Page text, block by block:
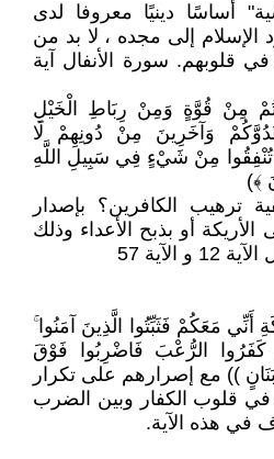
أساسًا دينيًا معروفا لدى
إلى مجده ، لا بد من
قلوبهم. سورة الأنفال آية
مِنْ قُوَّةٍ وَمِنْ رِبَاطِ الْخَيْلِ
وَآخَرِينَ مِنْ دُونِهِمْ لَا
تُنْفِقُوا مِنْ شَيْءٍ فِي سَبِيلِ اللَّهِ
﴾)
ترهيب الكافرين؟ بإصدار
أو بذبح الأعداء وذلك
57
أَنِّي مَعَكُمْ فَثَبِّتُوا الَّذِينَ آمَنُوا
الرُّعْبَ فَاضْرِبُوا فَوْقَ
)) مع إصرارهم على تكرار
في قلوب الكفار وبين الضرب
في هذه الآية.